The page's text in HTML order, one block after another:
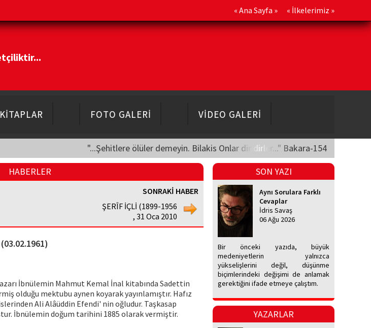
« Ana Sayfa » « İlkelerimiz »
KİTAPLAR FOTO GALERİ VİDEO GALERİ
"...Şehitlere ölüler demeyin. Bilakis Onlar diridirler..." Bakara-154
HABERLER
SONRAKİ HABER
ŞERÎF İÇLİ (1899-1956
, 31 Oca 2010
İbnülemin Mahmut Kemal İnal kitabında Sadettin
olduğu mektubu aynen koyarak yayınlamıştır. Hafız
Ali Alâüddin Efendi' nin oğludur. Taşkasap
İbnülemin doğum tarihini 1885 olarak vermiştir.
SON YAZI
Aynı Sorulara Farklı
Cevaplar
İdris Savaş
06 Ağu 2026
Bir önceki yazıda, büyük
medeniyetlerin yalnızca
yükselişlerini değil, düşünme
biçimlerindeki değişimi de anlamak
gerektiğini ifade etmeye çalıştım.
YAZARLAR